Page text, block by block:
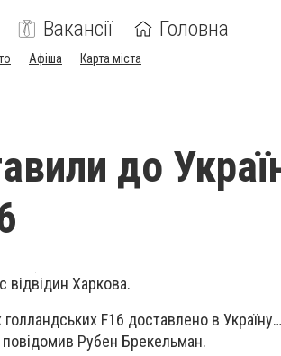
Вакансії Головна
Афіша Карта міста
до
відвідин Харкова.
F16 доставлено в
Рубен Брекельман.